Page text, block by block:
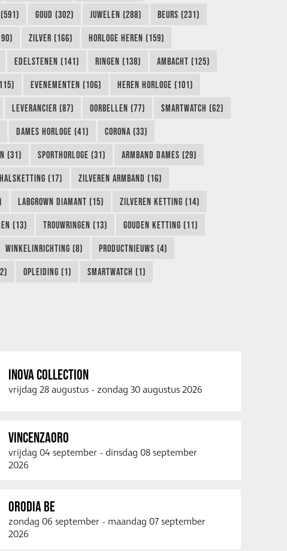
(591) GOUD (302) JUWELEN (288) BEURS (231)
ZILVER (166) HORLOGE HEREN (159)
EDELSTENEN (141) RINGEN (138) AMBACHT (125)
EVENEMENTEN (106) HEREN HORLOGE (101)
LEVERANCIER (87) OORBELLEN (77) SMARTWATCH (62)
DAMES HORLOGE (41) CORONA (33)
(31) SPORTHORLOGE (31) ARMBAND DAMES (29)
HALSKETTING (17) ZILVEREN ARMBAND (16)
LABGROWN DIAMANT (15) ZILVEREN KETTING (14)
(13) TROUWRINGEN (13) GOUDEN KETTING (11)
WINKELINRICHTING (8) PRODUCTNIEUWS (4)
OPLEIDING (1) SMARTWATCH (1)
INOVA COLLECTION
vrijdag 28 augustus - zondag 30 augustus 2026
VINCENZAORO
vrijdag 04 september - dinsdag 08 september
2026
ORODIA BE
zondag 06 september - maandag 07 september
2026